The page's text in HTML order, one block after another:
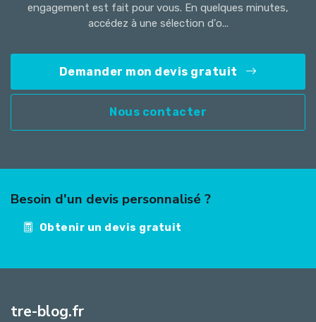
engagement est fait pour vous. En quelques minutes,
accédez à une sélection d'o...
Demander mon devis gratuit
Nous contacter
Besoin d'un devis personnalisé ?
Obtenir un devis gratuit
tre-blog.fr